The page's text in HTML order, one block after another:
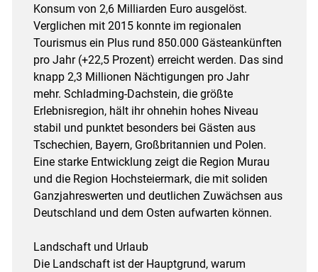
Konsum von 2,6 Milliarden Euro ausgelöst.
Verglichen mit 2015 konnte im regionalen
Tourismus ein Plus rund 850.000 Gästeankünften
pro Jahr (+22,5 Prozent) erreicht werden. Das sind
knapp 2,3 Millionen Nächtigungen pro Jahr
mehr. Schladming-Dachstein, die größte
Erlebnisregion, hält ihr ohnehin hohes Niveau
stabil und punktet besonders bei Gästen aus
Tschechien, Bayern, Großbritannien und Polen.
Eine starke Entwicklung zeigt die Region Murau
und die Region Hochsteiermark, die mit soliden
Ganzjahreswerten und deutlichen Zuwächsen aus
Deutschland und dem Osten aufwarten können.
Landschaft und Urlaub
Die Landschaft ist der Hauptgrund, warum